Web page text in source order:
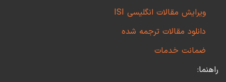
ویرایش مقالات انگلیسی ISI
دانلود مقالات ترجمه شده
ضمانت خدمات
راهنما: